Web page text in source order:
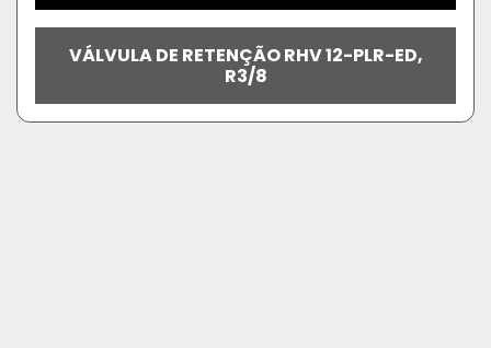
VÁLVULA DE RETENÇÃO RHV 12-PLR-ED,
R3/8